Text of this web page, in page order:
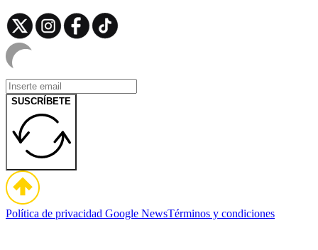
SUSCRÍBETE
Política de privacidad Google NewsTérminos y condiciones